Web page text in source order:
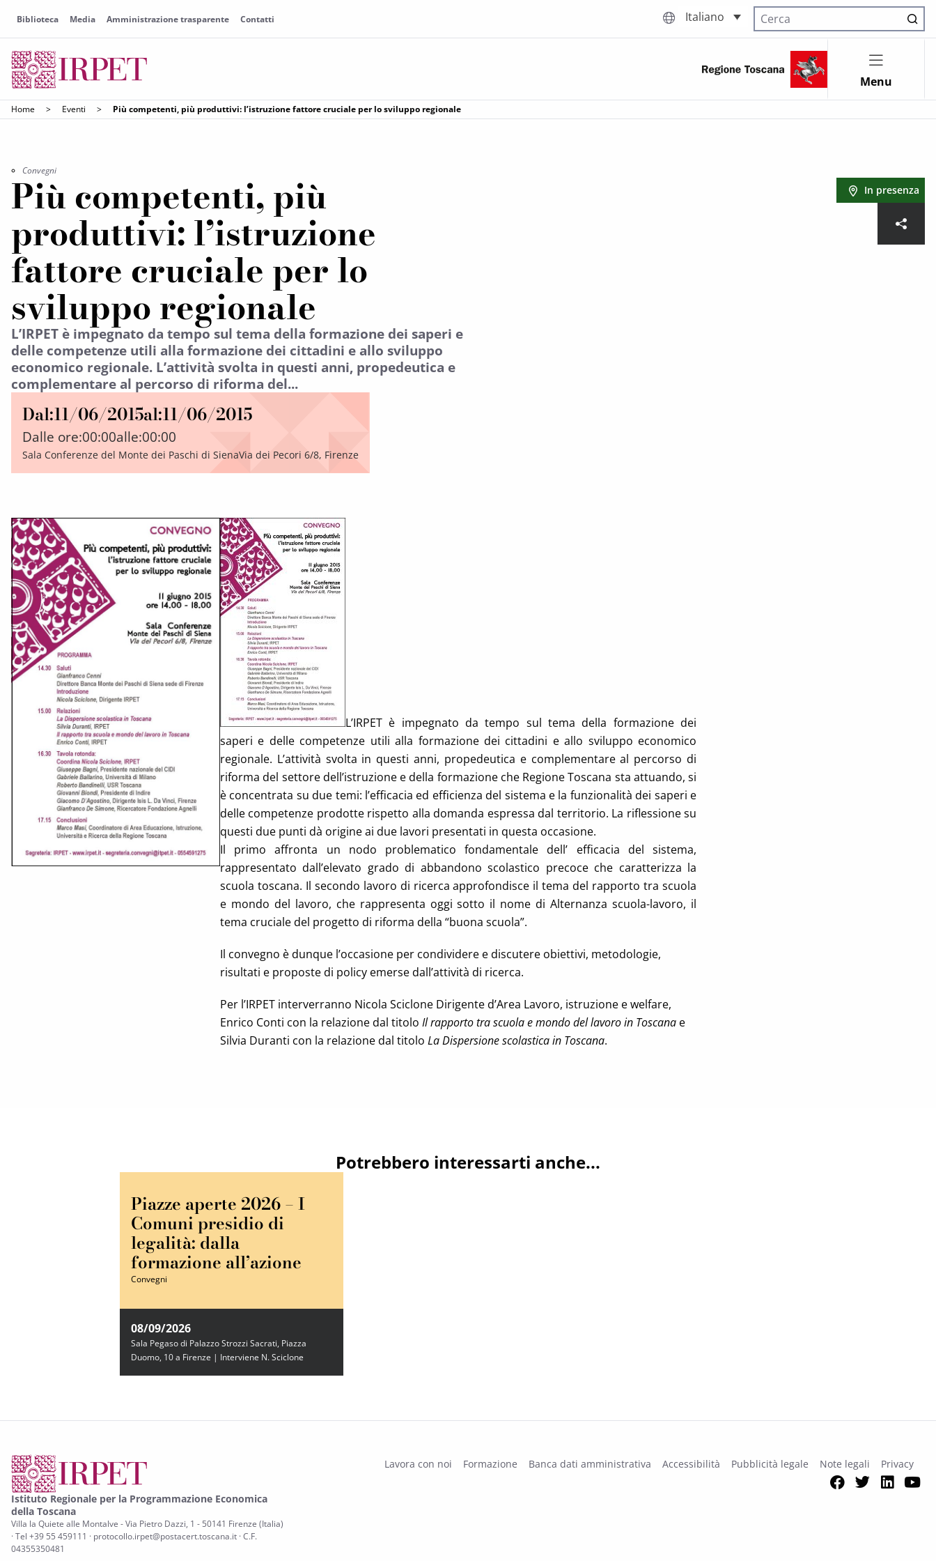
Biblioteca Media Amministrazione trasparente Contatti Italiano
Cerca nel sito
Menu
Home > Eventi > Più competenti, più produttivi: l’istruzione fattore cruciale per lo sviluppo regionale
Convegni
Più competenti, più
produttivi: l’istruzione
fattore cruciale per lo
sviluppo regionale
L’IRPET è impegnato da tempo sul tema della formazione dei saperi e
delle competenze utili alla formazione dei cittadini e allo sviluppo
economico regionale. L’attività svolta in questi anni, propedeutica e
complementare al percorso di riforma del...
In presenza
Dal:11/06/2015al:11/06/2015
Dalle ore:00:00alle:00:00
Sala Conferenze del Monte dei Paschi di SienaVia dei Pecori 6/8, Firenze
L’IRPET è impegnato da tempo sul tema della formazione dei
saperi e delle competenze utili alla formazione dei cittadini e allo sviluppo economico
regionale. L’attività svolta in questi anni, propedeutica e complementare al percorso di
riforma del settore dell’istruzione e della formazione che Regione Toscana sta attuando, si
è concentrata su due temi: l’efficacia ed efficienza del sistema e la funzionalità dei saperi e
delle competenze prodotte rispetto alla domanda espressa dal territorio. La riflessione su
questi due punti dà origine ai due lavori presentati in questa occasione.
Il primo affronta un nodo problematico fondamentale dell’ efficacia del sistema,
rappresentato dall’elevato grado di abbandono scolastico precoce che caratterizza la
scuola toscana. Il secondo lavoro di ricerca approfondisce il tema del rapporto tra scuola
e mondo del lavoro, che rappresenta oggi sotto il nome di Alternanza scuola-lavoro, il
tema cruciale del progetto di riforma della “buona scuola”.
Il convegno è dunque l’occasione per condividere e discutere obiettivi, metodologie,
risultati e proposte di policy emerse dall’attività di ricerca.
Per l’IRPET interverranno Nicola Sciclone Dirigente d’Area Lavoro, istruzione e welfare,
Enrico Conti con la relazione dal titolo Il rapporto tra scuola e mondo del lavoro in Toscana e
Silvia Duranti con la relazione dal titolo La Dispersione scolastica in Toscana.
Potrebbero interessarti anche...
Piazze aperte 2026 – I
Comuni presidio di
legalità: dalla
formazione all’azione
Convegni
08/09/2026
Sala Pegaso di Palazzo Strozzi Sacrati, Piazza
Duomo, 10 a Firenze | Interviene N. Sciclone
Istituto Regionale per la Programmazione Economica
della Toscana
Villa la Quiete alle Montalve - Via Pietro Dazzi, 1 - 50141 Firenze (Italia)
· Tel +39 55 459111 · protocollo.irpet@postacert.toscana.it · C.F.
04355350481
Lavora con noi Formazione Banca dati amministrativa Accessibilità Pubblicità legale Note legali Privacy
Facebook
Twitter